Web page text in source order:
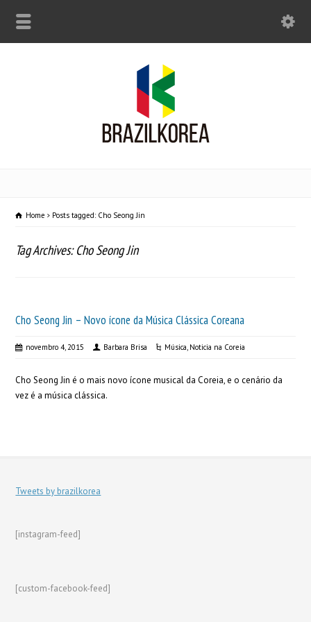
Home Posts tagged: Cho Seong Jin
Tag Archives: Cho Seong Jin
Cho Seong Jin – Novo ícone da Música Clássica Coreana
novembro 4, 2015 Barbara Brisa Música, Noticia na Coreia
Cho Seong Jin é o mais novo ícone musical da Coreia, e o cenário da
vez é a música clássica.
Tweets by brazilkorea
[instagram-feed]
[custom-facebook-feed]